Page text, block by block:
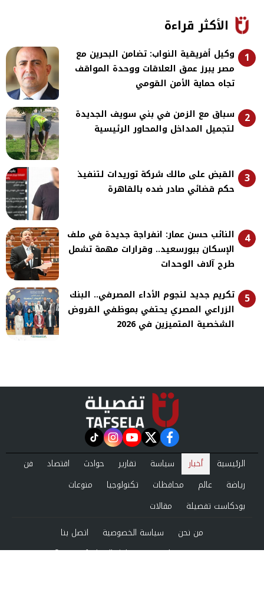
الأكثر قراءة
1
وكيل أفريقية النواب: تضامن البحرين مع
مصر يبرز عمق العلاقات ووحدة المواقف
تجاه حماية الأمن القومي
2
سباق مع الزمن في بني سويف الجديدة
لتجميل المداخل والمحاور الرئيسية
3
القبض على مالك شركة توريدات لتنفيذ
حكم قضائي صادر ضده بالقاهرة
4
النائب حسن عمار: انفراجة جديدة في ملف
الإسكان ببورسعيد.. وقرارات مهمة تشمل
طرح آلاف الوحدات
5
تكريم جديد لنجوم الأداء المصرفي.. البنك
الزراعي المصري يحتفي بموظفي القروض
الشخصية المتميزين في 2026
facebook
twitter
youtube
instagram
tiktok
الرئيسية أخبار سياسة تقارير حوادث اقتصاد
فن
رياضة
عالم محافظات تكنولوجيا
منوعات
بودكاست تفصيلة
مقالات
من نحن
سياسة الخصوصية اتصل بنا
©2024 tafsela All Rights Reserved.